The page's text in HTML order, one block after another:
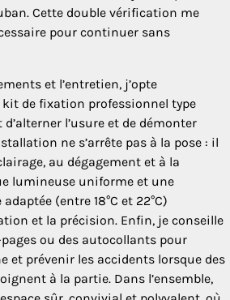
Cette double vérification me
pour continuer sans
et l’entretien, j’opte
de fixation professionnel type
l’usure et de démonter
ne s’arrête pas à la pose : il
au dégagement et à la
lumineuse uniforme et une
(entre 18°C et 22°C)
et la précision. Enfin, je conseille
ou des autocollants pour
et prévenir les accidents lorsque des
à la partie. Dans l’ensemble,